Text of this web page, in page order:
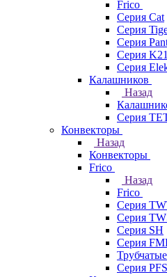
Frico
Серия Cat
Серия
Серия
Серия K21
Серия
Калашников
Назад
Серия
Конвекторы
Назад
Конвекторы
Frico
Назад
Frico
Серия
Серия
Серия SH
Серия
Серия PFS